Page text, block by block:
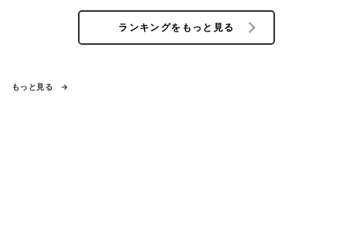
ランキングをもっと見る
もっと見る